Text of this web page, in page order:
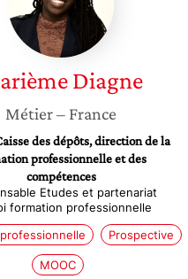
Diagne
Métier– France
des dépôts, direction de la
professionnelle et des
compétences
Etudes et partenariat
formation professionnelle
Prospective
MOOC